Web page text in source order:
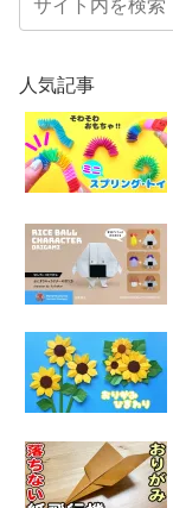
人気記事